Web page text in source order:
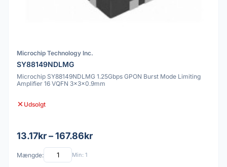
Microchip Technology Inc.
SY88149NDLMG
Microchip SY88149NDLMG 1.25Gbps GPON Burst Mode Limiting
Amplifier 16 VQFN 3x3x0.9mm
Udsolgt
13.17kr – 167.86kr
Mængde: Min: 1